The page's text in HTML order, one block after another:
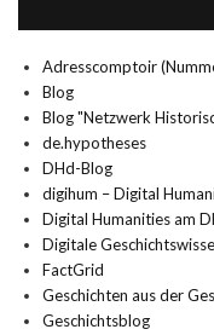
Adresscomptoir
Blog
Blog "Netzwerk
de.hypotheses
DHd-Blog
digihum – Digital
Digital Humanities am
Digitale
FactGrid
Geschichten aus der
Geschichtsblog